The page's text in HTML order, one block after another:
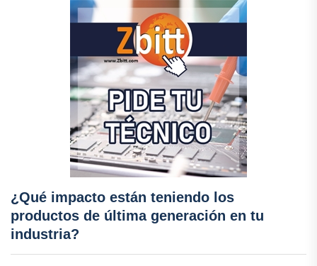
¿Qué impacto están teniendo los
productos de última generación en tu
industria?